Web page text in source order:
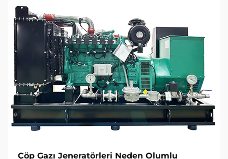
Çöp Gazı Jeneratörleri Neden Olumlu